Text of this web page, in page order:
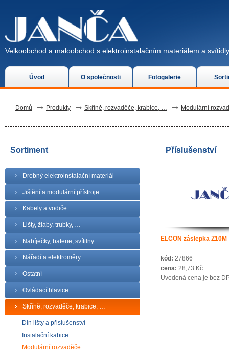
Úvod O společnosti Fotogalerie
Velkoobchod a maloobchod s elektroinstalačním materiálem a
Domů Produkty Skříně, rozvaděče, krabice, … Modulární
Sortiment
Drobný elektroinstalační materiál
Jištění a modulární přístroje
Kabely a vodiče
Lišty, žlaby, trubky, …
Nabíječky, baterie, svítilny
Nářadí a elektroměry
Ostatní
Ovládací hlavice
Skříně, rozvaděče, krabice, …
Din lišty a přislušenství
Instalační kabice
Modulární rozvaděče
Příslušenství
ELCON záslepka Z10M
kód: 27866
cena: 28,73 Kč
Uvedená cena je bez